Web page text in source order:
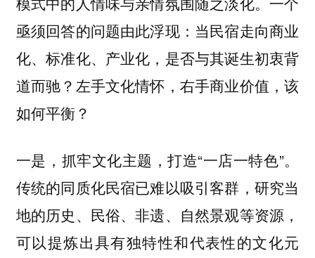
亟须回答的问题由此浮现：当民宿走向商业
化、标准化、产业化，是否与其诞生初衷背
道而驰？左手文化情怀，右手商业价值，该
如何平衡？
一是，抓牢文化主题，打造“一店一特色”。
传统的同质化民宿已难以吸引客群，研究当
地的历史、民俗、非遗、自然景观等资源，
可以提炼出具有独特性和代表性的文化元